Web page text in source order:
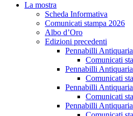
La mostra
Scheda Informativa
Comunicati stampa 2026
Albo d’Oro
Edizioni precedenti
Pennabilli
Comunicati
Pennabilli
Comunicati
Pennabilli
Comunicati
Pennabilli